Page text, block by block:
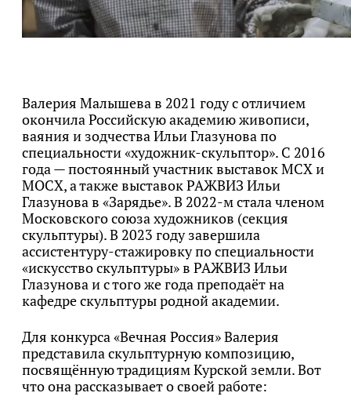
Валерия Малышева в 2021 году с отличием
окончила Российскую академию живописи,
ваяния и зодчества Ильи Глазунова по
специальности «художник-скульптор». С 2016
года — постоянный участник выставок МСХ и
МОСХ, а также выставок РАЖВИЗ Ильи
Глазунова в «Зарядье». В 2022-м стала членом
Московского союза художников (секция
скульптуры). В 2023 году завершила
ассистентуру-стажировку по специальности
«искусство скульптуры» в РАЖВИЗ Ильи
Глазунова и с того же года преподаёт на
кафедре скульптуры родной академии.
Для конкурса «Вечная Россия» Валерия
представила скульптурную композицию,
посвящённую традициям Курской земли. Вот
что она рассказывает о своей работе: